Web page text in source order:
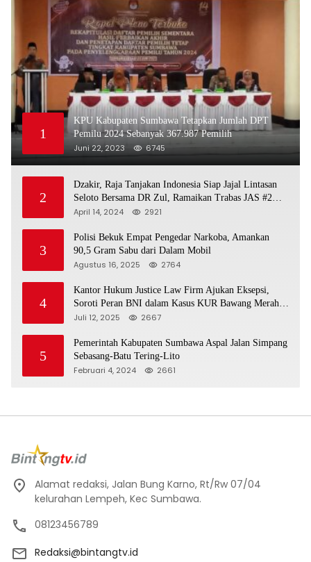
1
KPU Kabupaten Sumbawa Tetapkan Jumlah DPT
Pemilu 2024 Sebanyak 367.987 Pemilih
Juni 22, 2023 6745
2
Dzakir, Raja Tanjakan Indonesia Siap Jajal Lintasan
Seloto Bersama DR Zul, Ramaikan Trabas JAS #2
KSB
April 14, 2024 2921
3
Polisi Bekuk Empat Pengedar Narkoba, Amankan
90,5 Gram Sabu dari Dalam Mobil
Agustus 16, 2025 2764
4
Kantor Hukum Justice Law Firm Ajukan Eksepsi,
Soroti Peran BNI dalam Kasus KUR Bawang Merah
KCP Woha
Juli 12, 2025 2667
5
Pemerintah Kabupaten Sumbawa Aspal Jalan Simpang
Sebasang-Batu Tering-Lito
Februari 4, 2024 2661
Alamat redaksi, Jalan Bung Karno, Rt/Rw 07/04
kelurahan Lempeh, Kec Sumbawa.
08123456789
Redaksi@bintangtv.id